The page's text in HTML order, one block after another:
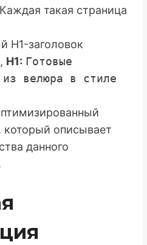
Каждая такая страница
H1-заголовок
H1: Готовые
из велюра в стиле
который описывает
данного